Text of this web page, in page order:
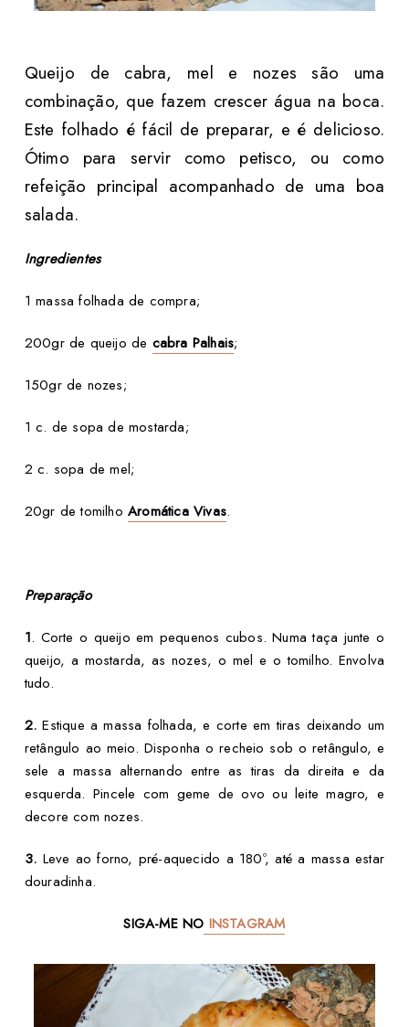
Queijo de cabra, mel e nozes são uma
combinação, que fazem crescer água na boca.
Este folhado é fácil de preparar, e é delicioso.
Ótimo para servir como petisco, ou como
refeição principal acompanhado de uma boa
salada.
Ingredientes
1 massa folhada de compra;
200gr de queijo de cabra Palhais;
150gr de nozes;
1 c. de sopa de mostarda;
2 c. sopa de mel;
20gr de tomilhoAromática Vivas.
Preparação
1. Corte o queijo em pequenos cubos. Numa taça junte o
queijo, a mostarda, as nozes, o mel e o tomilho. Envolva
tudo.
2. Estique a massa folhada, e corte em tiras deixando um
retângulo ao meio. Disponha o recheio sob o retângulo, e
sele a massa alternando entre as tiras da direita e da
esquerda. Pincele com geme de ovo ou leite magro, e
decore com nozes.
3. Leve ao forno, pré-aquecido a 180º, até a massa estar
douradinha.
SIGA-ME NO INSTAGRAM